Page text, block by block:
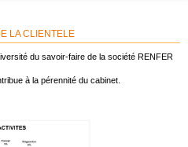
LA CLIENTELE
du savoir-faire de la société RENFER
à la pérennité du cabinet.